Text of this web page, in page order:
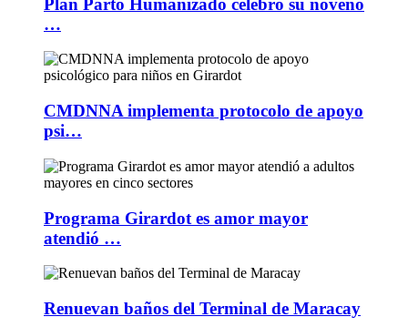
Plan Parto Humanizado celebró su noveno
…
CMDNNA implementa protocolo de apoyo
psi…
Programa Girardot es amor mayor
atendió …
Renuevan baños del Terminal de Maracay